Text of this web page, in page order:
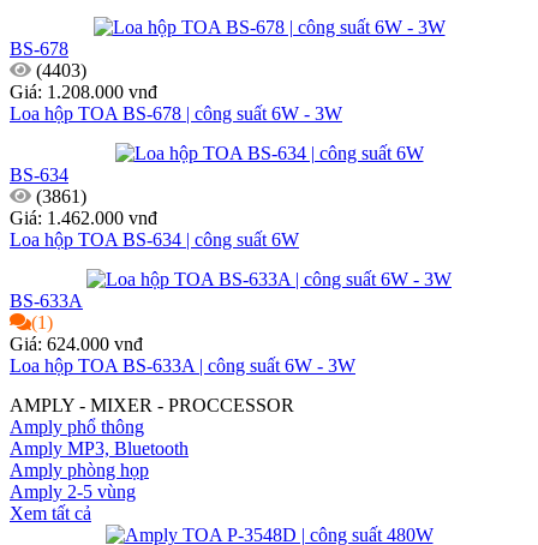
BS-678
(4403)
Giá: 1.208.000 vnđ
Loa hộp TOA BS-678 | công suất 6W - 3W
BS-634
(3861)
Giá: 1.462.000 vnđ
Loa hộp TOA BS-634 | công suất 6W
BS-633A
(1)
Giá: 624.000 vnđ
Loa hộp TOA BS-633A | công suất 6W - 3W
AMPLY - MIXER - PROCCESSOR
Amply phổ thông
Amply MP3, Bluetooth
Amply phòng họp
Amply 2-5 vùng
Xem tất cả